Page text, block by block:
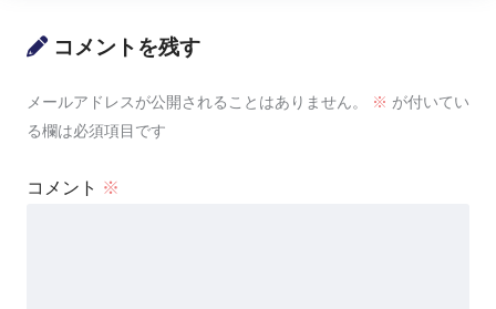
コメントを残す
メールアドレスが公開されることはありません。 ※ が付いてい
る欄は必須項目です
コメント ※